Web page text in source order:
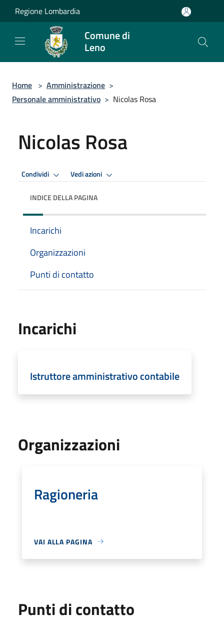
Salta al contenuto principale
Regione Lombardia
Comune di
Leno
Home > Amministrazione >
Personale amministrativo > Nicolas Rosa
Nicolas Rosa
Condividi Vedi azioni
INDICE DELLA PAGINA
Incarichi
Organizzazioni
Punti di contatto
Incarichi
Istruttore amministrativo contabile
Organizzazioni
Ragioneria
VAI ALLA PAGINA
Punti di contatto